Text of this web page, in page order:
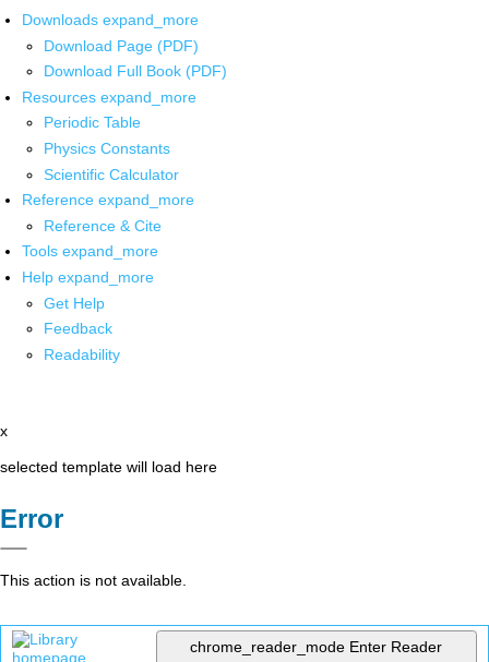
Downloads expand_more
Download Page (PDF)
Download Full Book (PDF)
Resources expand_more
Periodic Table
Physics Constants
Scientific Calculator
Reference expand_more
Reference & Cite
Tools expand_more
Help expand_more
Get Help
Feedback
Readability
x
selected template will load here
Error
This action is not available.
chrome_reader_mode Enter Reader